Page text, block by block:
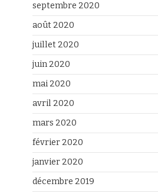
septembre 2020
août 2020
juillet 2020
juin 2020
mai 2020
avril 2020
mars 2020
février 2020
janvier 2020
décembre 2019